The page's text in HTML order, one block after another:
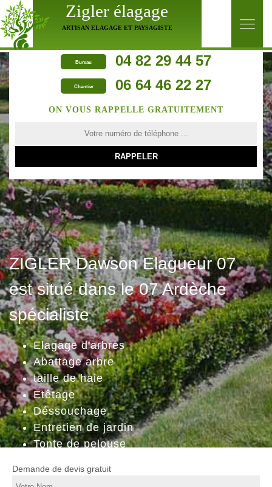
Zigler élagage
ARTISAN ELAGAGE ET PAYSAGISTE
Bureau 04 82 29 44 57
Chantier 06 64 46 22 27
ZIGLER Dawson Elagueur 07
est situé dans le 07 Ardèche
spécialiste
Elagage d'arbres
Abattage arbre
taille de haie
Etêtage
Déssouchage
Entretien de jardin
Tonte de pelouse
ON VOUS RAPPELLE GRATUITEMENT
Demande de devis gratuit